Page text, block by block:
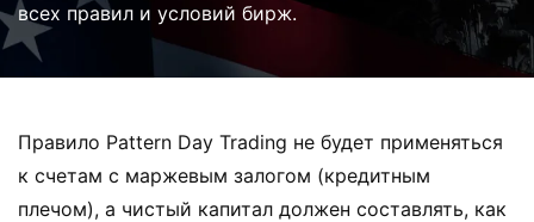
всех правил и условий бирж.
Правило Pattern Day Trading не будет применяться
к счетам с маржевым залогом (кредитным
плечом), а чистый капитал должен составлять, как